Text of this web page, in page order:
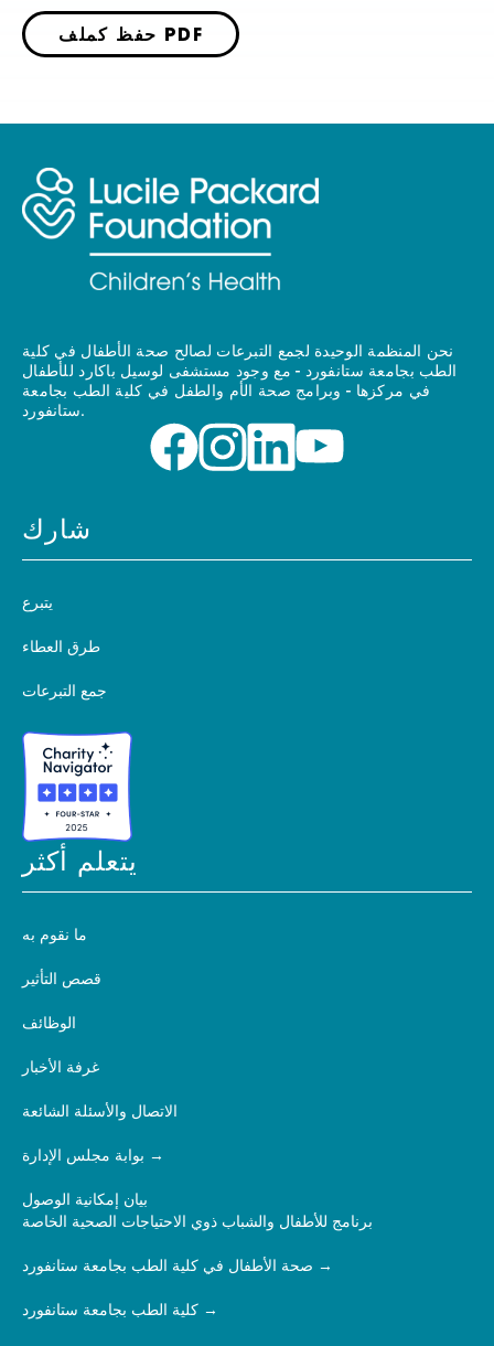
حفظ كملف PDF
نحن المنظمة الوحيدة لجمع التبرعات لصالح صحة الأطفال في كلية
الطب بجامعة ستانفورد - مع وجود مستشفى لوسيل باكارد للأطفال
في مركزها - وبرامج صحة الأم والطفل في كلية الطب بجامعة
ستانفورد.
شارك
يتبرع
طرق العطاء
جمع التبرعات
يتعلم أكثر
ما نقوم به
قصص التأثير
الوظائف
غرفة الأخبار
الاتصال والأسئلة الشائعة
بوابة مجلس الإدارة
بيان إمكانية الوصول
برنامج للأطفال والشباب ذوي الاحتياجات الصحية الخاصة
صحة الأطفال في كلية الطب بجامعة ستانفورد
كلية الطب بجامعة ستانفورد